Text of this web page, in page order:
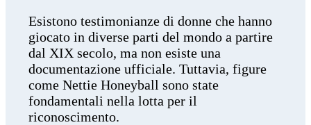
Esistono testimonianze di donne che hanno
giocato in diverse parti del mondo a partire
dal XIX secolo, ma non esiste una
documentazione ufficiale. Tuttavia, figure
come Nettie Honeyball sono state
fondamentali nella lotta per il
riconoscimento.